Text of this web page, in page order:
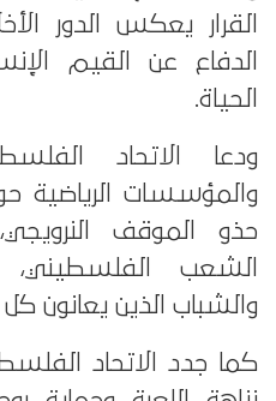
القرار يعكس الدور
الدفاع عن القيم
الحياة.
ودعا الاتحاد
والمؤسسات الرياضية
حذو الموقف
الشعب الفلسطيني،
والشباب الذين يعانون
كما جدد الاتحاد